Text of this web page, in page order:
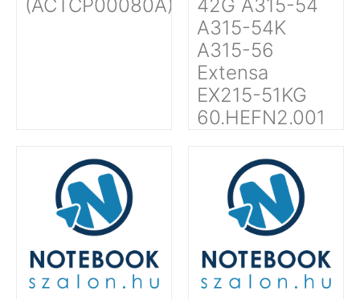
(ACTCP00080A)
42G A315-54
A315-54K
A315-56
Extensa
EX215-51KG
60.HEFN2.001